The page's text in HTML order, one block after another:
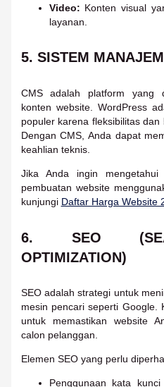
Video: Konten visual
layanan.
5. SISTEM
CMS adalah platform yang
konten website. WordPress
populer karena fleksibilitas dan
Dengan CMS, Anda dapat
keahlian teknis.
Jika Anda ingin
pembuatan website
kunjungi Daftar Harga Website
6. SEO
OPTIMIZATION)
SEO adalah strategi untuk
mesin pencari seperti Google.
untuk memastikan website
calon pelanggan.
Elemen SEO yang perlu
Penggunaan kata